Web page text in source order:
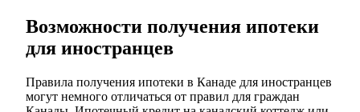
Возможности получения ипотеки
для иностранцев
Правила получения ипотеки в Канаде для иностранцев
могут немного отличаться от правил для граждан